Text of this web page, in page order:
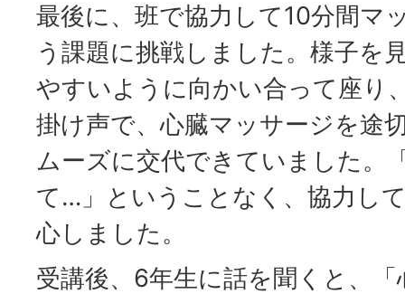
最後に、班で協力して10分間マ
う課題に挑戦しました。様子を
やすいように向かい合って座り
掛け声で、心臓マッサージを途
ムーズに交代できていました。
て…」ということなく、協力し
心しました。
受講後、6年生に話を聞くと、